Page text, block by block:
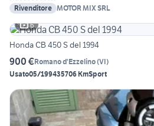
Rivenditore
MOTOR MIX SRL
6
Honda CB 450 S del 1994
900 €Romano d'Ezzelino(VI)
Usato05/199435706 KmSport